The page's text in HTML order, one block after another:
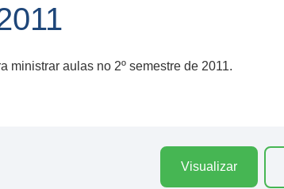
aulas no 2º semestre de 2011.
Visualizar